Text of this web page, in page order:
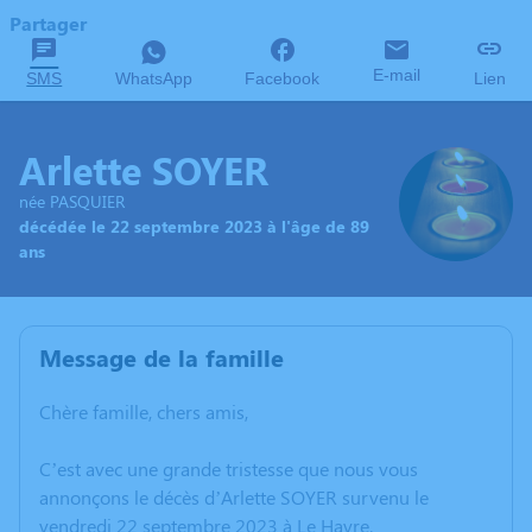
Partager
SMS WhatsApp Facebook E-mail Lien
Arlette SOYER
née PASQUIER
décédée le 22 septembre 2023 à l'âge de 89
ans
Message de la famille
Chère famille, chers amis,
C’est avec une grande tristesse que nous vous
annonçons le décès d’Arlette SOYER survenu le
vendredi 22 septembre 2023 à Le Havre.